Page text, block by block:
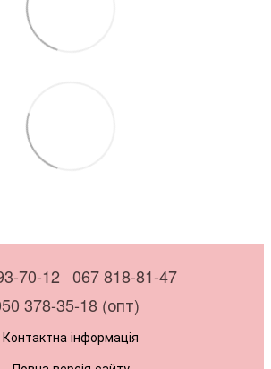
70-12 067 818-81-47
378-35-18 (опт)
Контактна інформація